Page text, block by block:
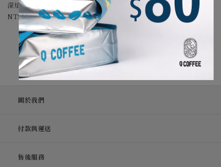
深焙專區 大眾豆場 一磅裝 [SP]
420-760
大眾豆場 一磅裝[SP]
400-900
1
關於我們
付款與運送
售後服務